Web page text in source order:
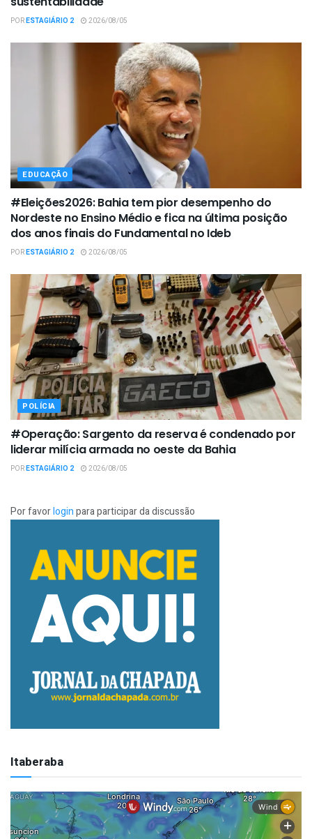
PORESTAGIÁRIO 2 2026/08/05
EDUCAÇÃO
#Eleições2026: Bahia tem pior desempenho do
Nordeste no Ensino Médio e fica na última posição
dos anos finais do Fundamental no Ideb
PORESTAGIÁRIO 2 2026/08/05
POLÍCIA
#Operação: Sargento da reserva é condenado por
liderar milícia armada no oeste da Bahia
PORESTAGIÁRIO 2 2026/08/05
Por favorloginpara participar da discussão
Itaberaba